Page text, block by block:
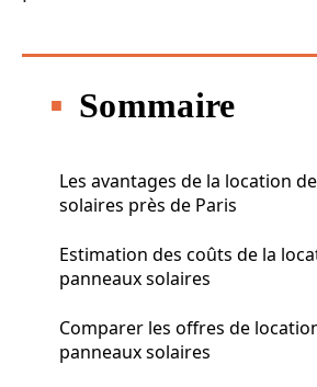
Sommaire
Les avantages de la location
solaires près de Paris
Estimation des coûts de la
panneaux solaires
Comparer les offres de
panneaux solaires